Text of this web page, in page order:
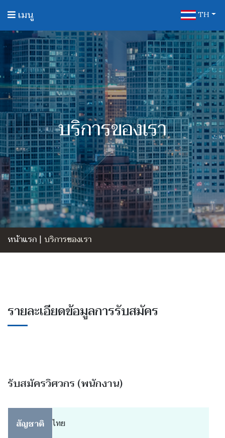
TH
เมนู
บริการของเรา
หน้าแรก | บริการของเรา
รายละเอียดข้อมูลการรับสมัคร
รับสมัครวิศวกร (พนักงาน)
สัญชาติ ไทย